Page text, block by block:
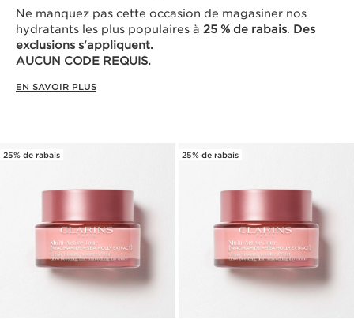
Ne manquez pas cette occasion de magasiner nos
hydratants les plus populaires à 25 % de rabais. Des
exclusions s'appliquent.
AUCUN CODE REQUIS.
EN SAVOIR PLUS
25% de rabais 25% de rabais